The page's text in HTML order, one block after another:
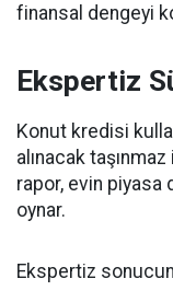
finansal dengeyi
Ekspertiz
Konut kredisi
alınacak
rapor, evin piyasa
oynar.
Ekspertiz